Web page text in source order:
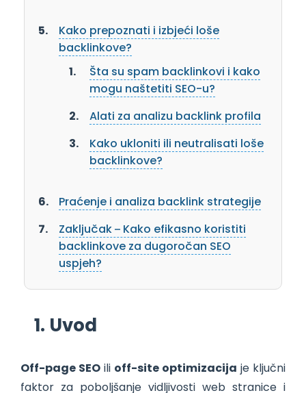
Kako prepoznati i izbjeći loše
backlinkove?
Šta su spam backlinkovi i kako
mogu naštetiti SEO-u?
Alati za analizu backlink profila
Kako ukloniti ili neutralisati loše
backlinkove?
Praćenje i analiza backlink strategije
Zaključak – Kako efikasno koristiti
backlinkove za dugoročan SEO
uspjeh?
1. Uvod
Off-page SEO ili off-site optimizacija je ključni
faktor za poboljšanje vidljivosti web stranice i